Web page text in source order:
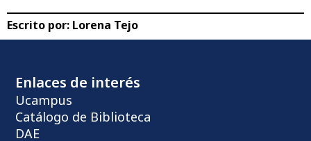
Escrito por: Lorena Tejo
Enlaces de interés
Ucampus
Catálogo de Biblioteca
DAE